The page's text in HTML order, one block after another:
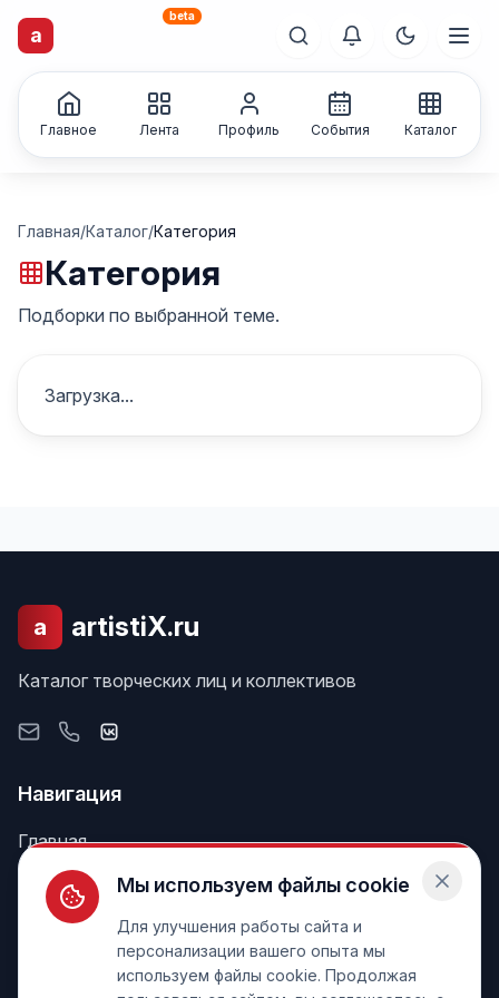
a
beta
Главное Лента Профиль События Каталог
Главная/Каталог/Категория
Категория
Подборки по выбранной теме.
Загрузка...
a artistiX.ru
Каталог творческих лиц и коллективов
Навигация
Главная
Поиск
Лента
Информация
Мы используем файлы cookie
Для улучшения работы сайта и
персонализации вашего опыта мы
используем файлы cookie. Продолжая